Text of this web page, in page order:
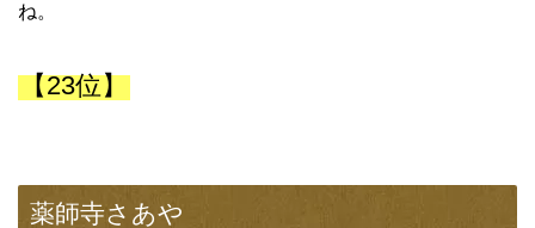
ね。
【23位】
薬師寺さあや